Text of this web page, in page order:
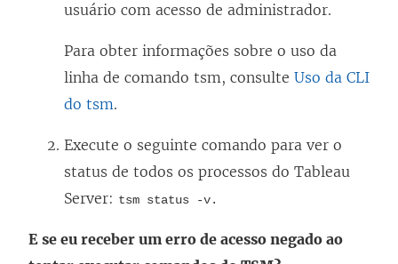
usuário com acesso de administrador.
Para obter informações sobre o uso da
linha de comando tsm, consulte Uso da CLI
do tsm.
Execute o seguinte comando para ver o
status de todos os processos do Tableau
Server: tsm status -v.
E se eu receber um erro de acesso negado ao